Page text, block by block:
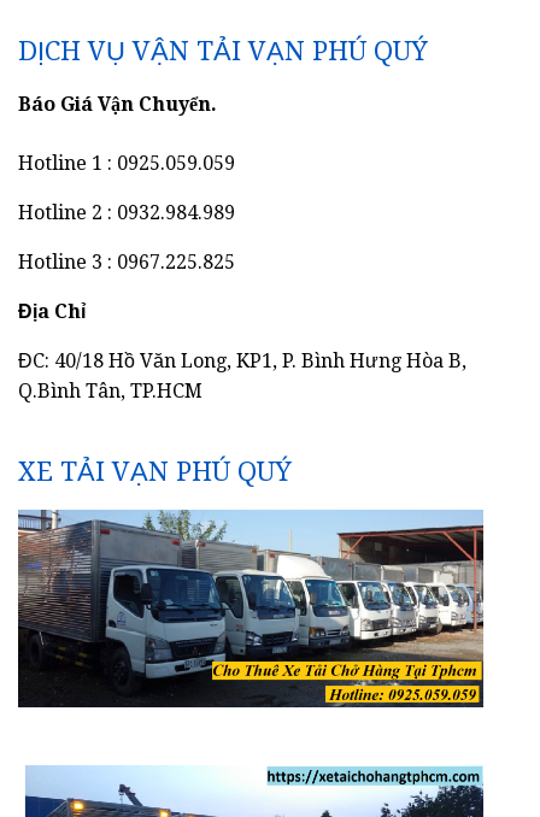
DỊCH VỤ VẬN TẢI VẠN PHÚ QUÝ
Báo Giá Vận Chuyển.
Hotline 1 : 0925.059.059
Hotline 2 : 0932.984.989
Hotline 3 : 0967.225.825
Địa Chỉ
ĐC: 40/18 Hồ Văn Long, KP1, P. Bình Hưng Hòa B,
Q.Bình Tân, TP.HCM
XE TẢI VẠN PHÚ QUÝ